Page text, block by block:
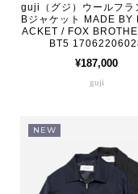
guji（グジ）ウールフラ
Bジャケット MADE BY
ACKET / FOX
BT5
¥187,000
guji
NEW